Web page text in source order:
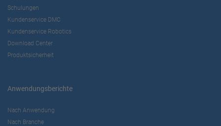
Schulungen
Kundenservice DMC
Kundenservice Robotics
Download Center
Produktsicherheit
Anwendungsberichte
Nach Anwendung
Nach Branche